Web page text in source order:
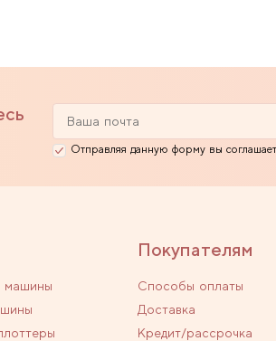
Отправляя данную форму вы
машины
Покупателям
Способы оплаты
Доставка
Кредит/рассрочка